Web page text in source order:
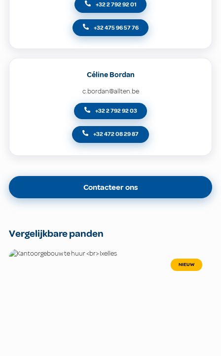
+32 2 792 92 01
+32 475 96 57 76
Céline Bordan
c.bordan@allten.be
+32 2 792 92 03
+32 472 08 29 87
Contacteer ons
Vergelijkbare panden
NIEUW